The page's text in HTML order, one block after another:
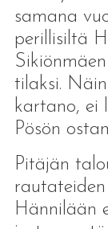
samana
perillisiltä
tilaksi.
kartano, ei
Pösön
Pitäjän
Hännilään